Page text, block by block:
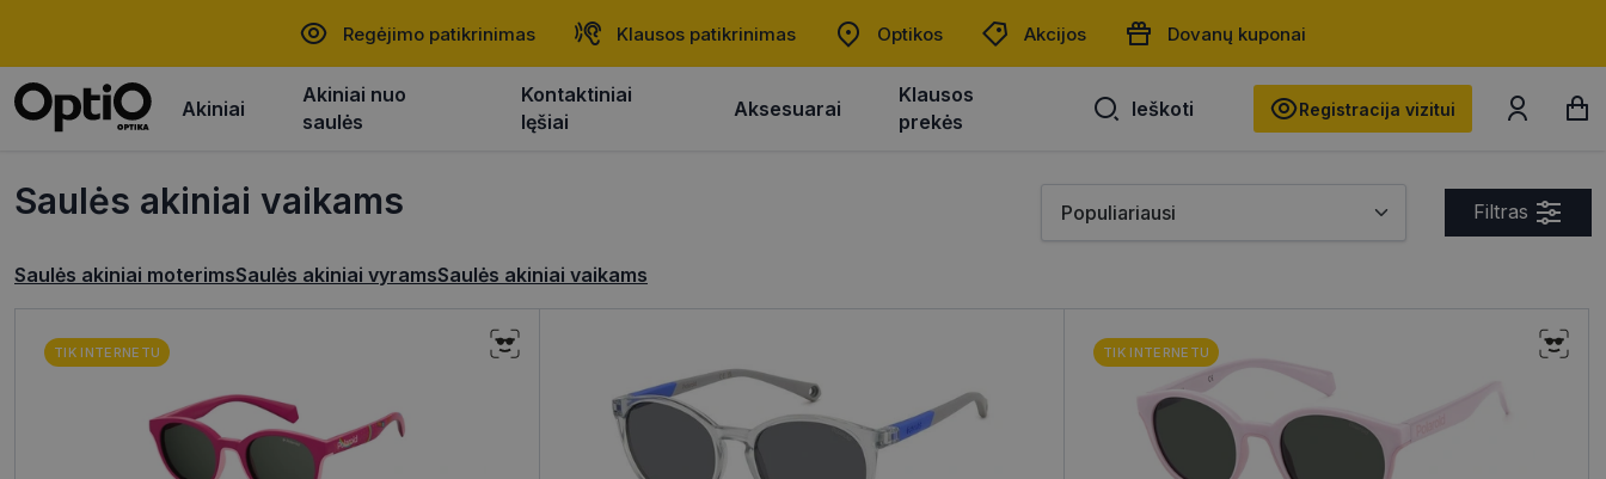
Regėjimo patikrinimas Klausos patikrinimas Optikos Akcijos Dovanų kuponai
Akiniai
Akiniai nuo
saulės
Kontaktiniai
lęšiai
Aksesuarai
Klausos
prekės
Ieškoti
Ieškoti
Registracija vizitui
Saulės akiniai vaikams Filtras
Saulės akiniai moterimsSaulės akiniai vyramsSaulės akiniai vaikams
TIK INTERNETU TIK INTERNETU